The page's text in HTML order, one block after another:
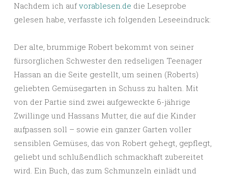
Nachdem ich aufvorablesen.de die Leseprobe
gelesen habe, verfasste ich folgenden Leseeindruck:
Der alte, brummige Robert bekommt von seiner
fürsorglichen Schwester den redseligen Teenager
Hassan an die Seite gestellt, um seinen (Roberts)
geliebten Gemüsegarten in Schuss zu halten. Mit
von der Partie sind zwei aufgeweckte 6-jährige
Zwillinge und Hassans Mutter, die auf die Kinder
aufpassen soll – sowie ein ganzer Garten voller
sensiblen Gemüses, das von Robert gehegt, gepflegt,
geliebt und schlußendlich schmackhaft zubereitet
wird. Ein Buch, das zum Schmunzeln einlädt und